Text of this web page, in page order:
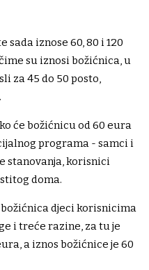
sada iznose 60, 80 i 120
su iznosi božićnica, u
za 45 do 50 posto,
će božićnicu od 60 eura
programa - samci i
stanovanja, korisnici
doma.
djeci korisnicima
i treće razine, za tu je
a iznos božićnice je 60